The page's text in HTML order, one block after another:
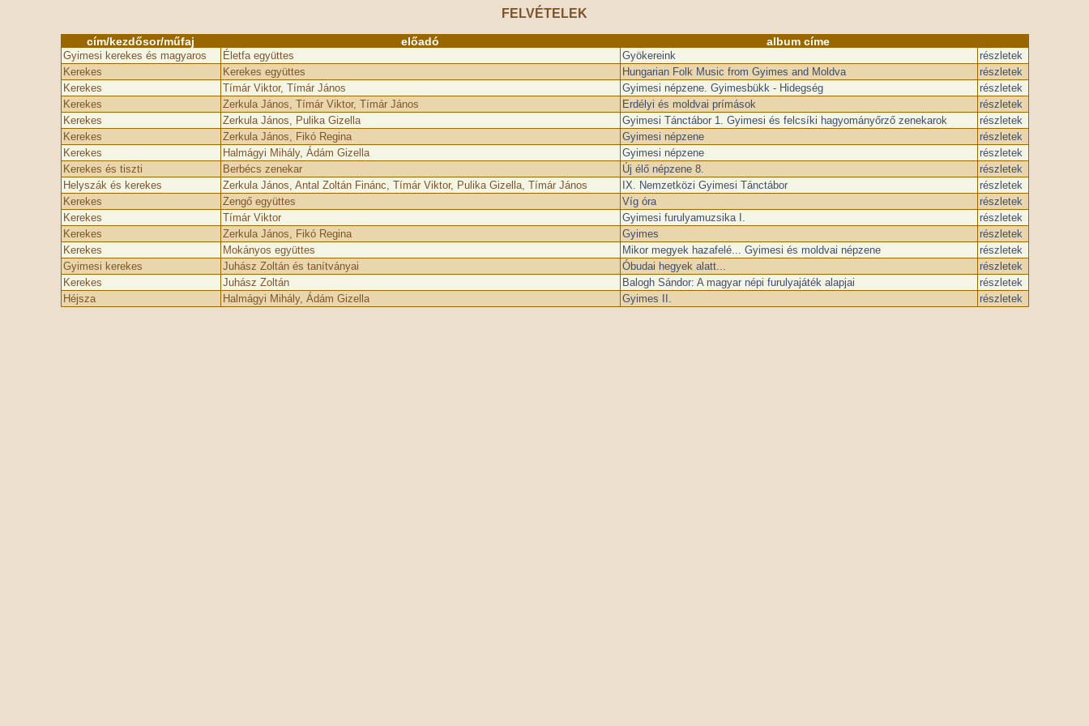
FELVÉTELEK
cím/kezdősor/műfaj előadó album címe
Gyimesi kerekes és magyaros Életfa együttes Gyökereink
részletek
Kerekes
Kerekes együttes Hungarian Folk Music from Gyimes and Moldva
részletek
Kerekes
Tímár Viktor, Tímár János Gyimesi népzene. Gyimesbükk - Hidegség
részletek
Kerekes
Zerkula János, Tímár Viktor, Tímár János Erdélyi és moldvai prímások
részletek
Kerekes
Zerkula János, Pulika Gizella Gyimesi Tánctábor 1. Gyimesi és felcsíki hagyományőrző zenekarok
részletek
Kerekes
Zerkula János, Fikó Regina Gyimesi népzene
részletek
Kerekes
Halmágyi Mihály, Ádám Gizella Gyimesi népzene
részletek
Kerekes és tiszti
Berbécs zenekar Új élő népzene 8.
részletek
Helyszák és kerekes
Zerkula János, Antal Zoltán Finánc, Tímár Viktor, Pulika Gizella, Tímár János IX. Nemzetközi Gyimesi Tánctábor
részletek
Kerekes
Zengő együttes Víg óra
részletek
Kerekes
Tímár Viktor Gyimesi furulyamuzsika I.
részletek
Kerekes
Zerkula János, Fikó Regina Gyimes
részletek
Kerekes
Mokányos együttes Mikor megyek hazafelé... Gyimesi és moldvai népzene
részletek
Gyimesi kerekes
Juhász Zoltán és tanítványai Óbudai hegyek alatt...
részletek
Kerekes
Juhász Zoltán Balogh Sándor: A magyar népi furulyajáték alapjai
részletek
Héjsza
Halmágyi Mihály, Ádám Gizella Gyimes II. részletek